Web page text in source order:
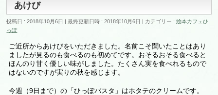
あけび
投稿日 : 2018年10月6日 最終更新日時 : 2018年10月6日 カテゴリー :絵本カフェひ
っぽ
ご近所からあけびをいただきました。名前こそ聞いたことはあり
ましたが見るのも食べるのも初めてです。おそるおそる食べると
ほんのり甘く優しい味がしました。たくさん実を食べれるもので
はないのですが実りの秋を感じます。
今週（9日まで）の「ひっぽパスタ」はホタテのクリームです。